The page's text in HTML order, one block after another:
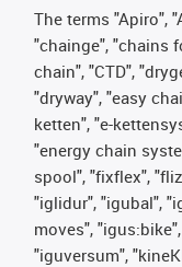
The terms "Apiro",
"chainge", "chains
chain", "CTD",
"dryway", "easy
ketten", "e-
"energy chain
spool", "fixflex",
"iglidur", "igubal",
moves",
"iguversum",